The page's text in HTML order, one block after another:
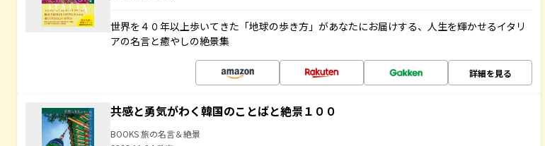
世界を４０年以上歩いてきた「地球の歩き方」があなたにお届けする、人生を輝かせるイタリ
アの名言と癒やしの絶景集
詳細を見る
共感と勇気がわく韓国のことばと絶景１００
BOOKS 旅の名言＆絶景